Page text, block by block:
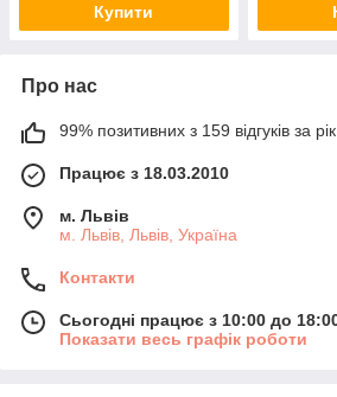
Купити
Про нас
99% позитивних з 159 відгуків за рік
Працює з 18.03.2010
м. Львів
м. Львів, Львів, Україна
Контакти
Сьогодні працює з 10:00 до
Показати весь графік роботи